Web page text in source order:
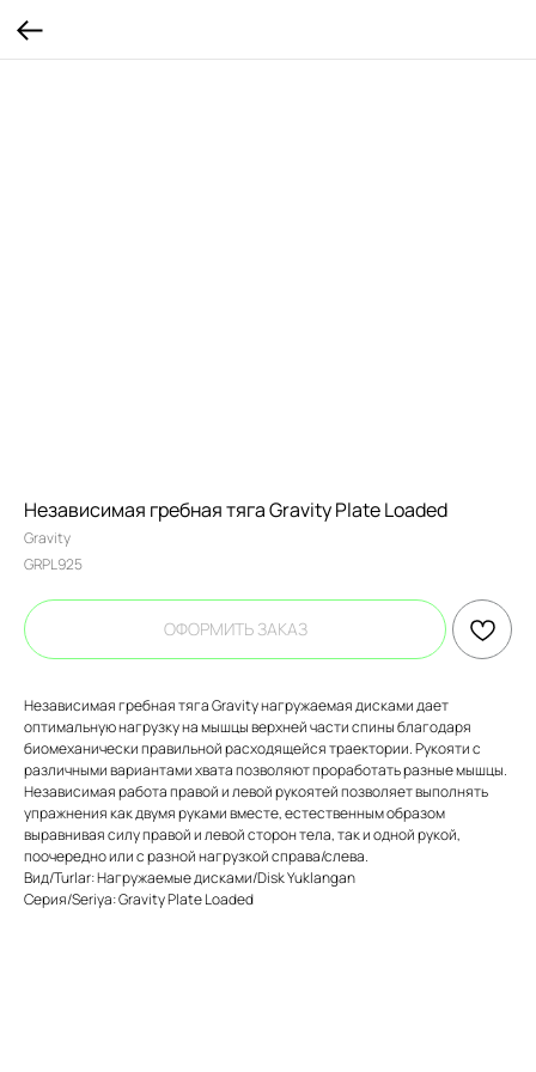
Независимая гребная тяга Gravity Plate Loaded
Gravity
GRPL925
ОФОРМИТЬ ЗАКАЗ
Независимая гребная тяга Gravity нагружаемая дисками дает
оптимальную нагрузку на мышцы верхней части спины благодаря
биомеханически правильной расходящейся траектории. Рукояти с
различными вариантами хвата позволяют проработать разные мышцы.
Независимая работа правой и левой рукоятей позволяет выполнять
упражнения как двумя руками вместе, естественным образом
выравнивая силу правой и левой сторон тела, так и одной рукой,
поочередно или с разной нагрузкой справа/слева.
Вид/Turlar: Нагружаемые дисками/Disk Yuklangan
Серия/Seriya: Gravity Plate Loaded